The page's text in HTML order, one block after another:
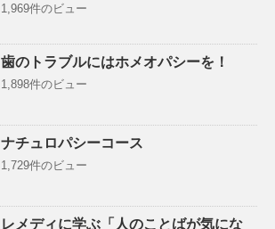
1,969件のビュー
歯のトラブルにはホメオパシーを！
1,898件のビュー
ナチュロパシーコース
1,729件のビュー
レメディに学ぶ「人のことばが気にな